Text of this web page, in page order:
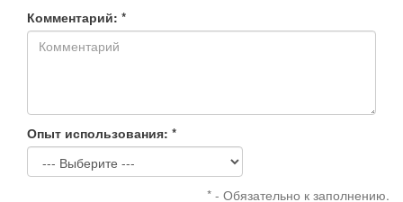
Комментарий: *
Опыт использования: *
* - Обязательно к заполнению.